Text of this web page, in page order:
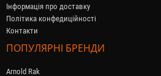
Інформація про доставку
Політика конфедиційності
Контакти
ПОПУЛЯРНІ БРЕНДИ
Arnold Rak